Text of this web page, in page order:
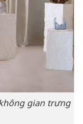
gian trưng